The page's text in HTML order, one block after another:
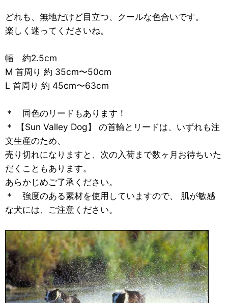
どれも、無地だけど目立つ、クールな色合いです。
楽しく迷ってくださいね。
幅 約2.5cm
M 首周り 約 35cm〜50cm
L 首周り 約 45cm〜63cm
＊ 同色のリードもあります！
＊ 【Sun Valley Dog】 の首輪とリードは、いずれも注
文生産のため、
売り切れになりますと、次の入荷まで数ヶ月お待ちいた
だくこともあります。
あらかじめご了承ください。
＊ 強度のある素材を使用していますので、 肌が敏感
な犬には、ご注意ください。